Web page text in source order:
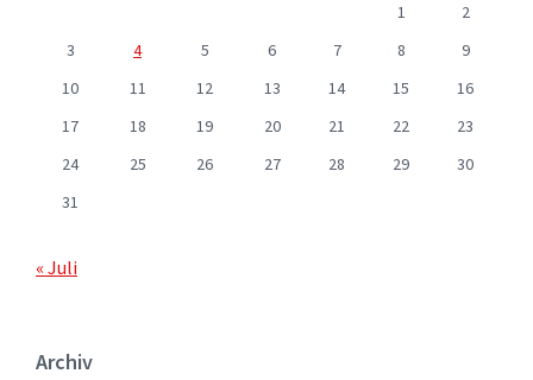
1
2
3
4 5 6 7 8
9
10
11 12 13 14 15
16
17
18 19 20 21 22
23
24
25 26 27 28 29
30
31
« Juli
Archiv